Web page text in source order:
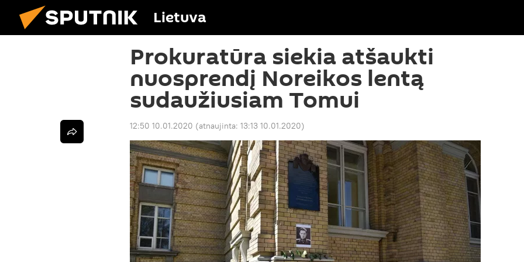
Lietuva
Prokuratūra siekia atšaukti
nuosprendį Noreikos lentą
sudaužiusiam Tomui
12:50 10.01.2020 (atnaujinta: 13:13 10.01.2020)